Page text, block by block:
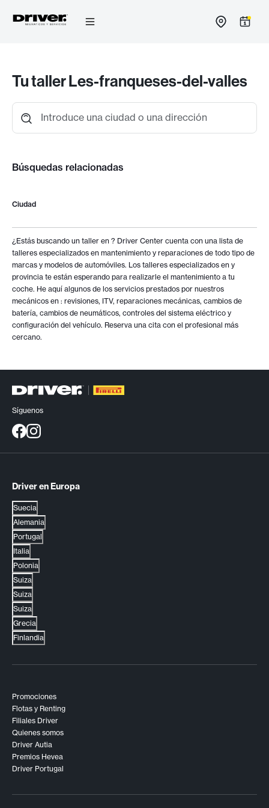
contenido
Tu taller Les-franqueses-del-valles
Introduce una ciudad o una dirección
Búsquedas relacionadas
Ciudad
¿Estás buscando un taller en ? Driver Center cuenta con una lista de
talleres especializados en mantenimiento y reparaciones de todo tipo de
marcas y modelos de automóviles. Los talleres especializados en y
provincia te están esperando para realizarle el mantenimiento a tu
coche. He aquí algunos de los servicios prestados por nuestros
mecánicos en : revisiones, ITV, reparaciones mecánicas, cambios de
batería, cambios de neumáticos, controles del sistema eléctrico y
configuración del vehículo. Reserva una cita con el profesional más
cercano.
Síguenos
Driver en Europa
Suecia
Alemania
Portugal
Italia
Polonia
Suiza
Suiza
Suiza
Grecia
Finlandia
Promociones
Flotas y Renting
Filiales Driver
Quienes somos
Driver Autia
Premios Hevea
Driver Portugal